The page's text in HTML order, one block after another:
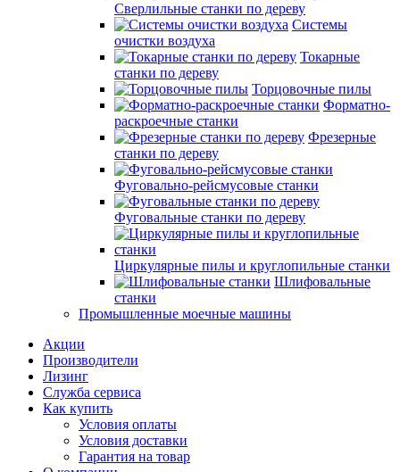
Сверлильные станки по дереву
Системы
очистки воздуха
Токарные
станки по дереву
Торцовочные пилы
Форматно-
раскроечные станки
Фрезерные
станки по дереву
Фуговально-рейсмусовые станки
Фуговальные станки по дереву
Циркулярные пилы и круглопильные станки
Шлифовальные
станки
Промышленные моечные машины
Акции
Производители
Лизинг
Служба сервиса
Как купить
Условия оплаты
Условия доставки
Гарантия на товар